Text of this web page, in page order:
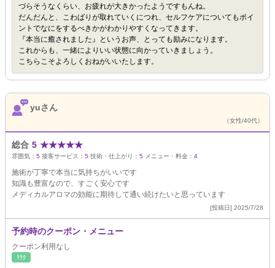
づらそうなくらい、お疲れが大きかったようですもんね。
だんだんと、こわばりが取れていくにつれ、セルフケアについてもポイ
ントでなにをするべきかがわかりやすくなってきます。
『本当に癒されました』というお声、とっても励みになります。
これからも、一緒によりいい状態に向かっていきましょう。
こちらこそよろしくおねがいいたします。
yuさん
（女性/40代）
総合 5 ★★★★★
雰囲気： 5 接客サービス： 5 技術・仕上がり： 5 メニュー・料金： 4
施術が丁寧で本当に気持ちがいいです
知識も豊富なので、すごく安心です
メディカルアロマの効能に期待して通い続けたいと思っています
[投稿日] 2025/7/28
予約時のクーポン・メニュー
クーポン利用なし
ﾘﾗｸ